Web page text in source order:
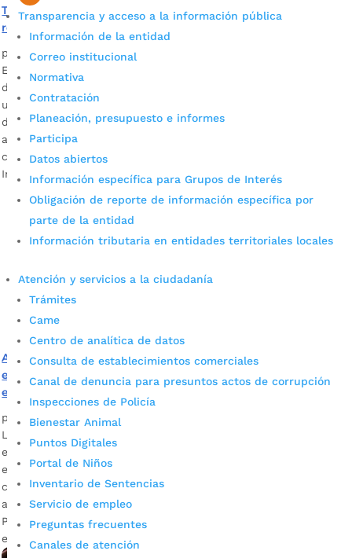
Transparencia y acceso a la información pública
Información de la entidad
Correo institucional
Normativa
Contratación
Planeación, presupuesto e informes
Participa
Datos abiertos
Información específica para Grupos de Interés
Obligación de reporte de información específica por
parte de la entidad
Información tributaria en entidades territoriales locales
Atención y servicios a la ciudadanía
Trámites
Came
Centro de analítica de datos
Consulta de establecimientos comerciales
Canal de denuncia para presuntos actos de corrupción
Inspecciones de Policía
Bienestar Animal
Puntos Digitales
Portal de Niños
Inventario de Sentencias
Servicio de empleo
Preguntas frecuentes
Canales de atención
Trabajamos en acciones que permitan identificar
reemplazo de El Carrasco
por Alcaldía de Bucaramanga
En diálogo con la Mesa Técnica Ambiental para la búsqueda
del nuevo sitio de disposición final de residuos sólidos
urbanos, el alcalde Juan Carlos Cárdenas y sus homólogos
del área metropolitana, junto al mandatario de Lebrija,
avanzaron en compromisos. Como parte de la continuidad
con el estudio técnico que adelanta la Universidad
Industrial de Santander, […]
Alcaldía brinda nuevas facilidades para el registro de
empresas en la página web
emergencia.bucaramanga.gov.co
por Alcaldía de Bucaramanga
La Alcaldía de Bucaramanga le apostó a mejorar la
experiencia del usuario en el marco de los requisitos
establecidos para la reactivación económica gradual en la
ciudad. Edson Gómez, asesor de la Oficina TIC Descargar
audio La reactivación económica durante el Aislamiento
Preventivo Obligatorio es una realidad. Por eso, y pensando
en el bienestar de […]